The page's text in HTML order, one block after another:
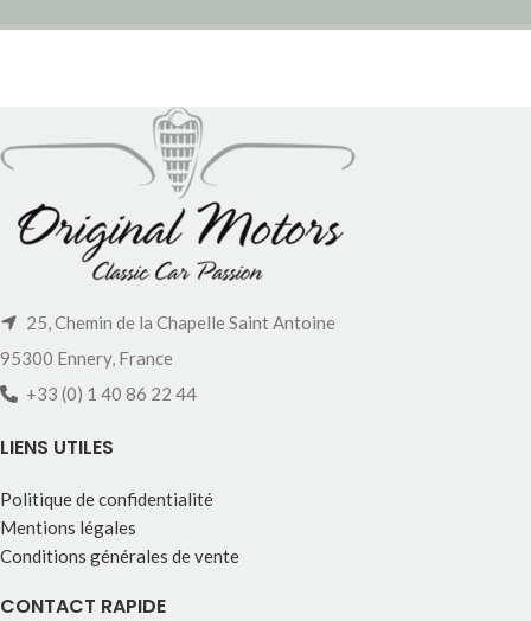
25, Chemin de la Chapelle Saint Antoine
95300 Ennery, France
+33 (0) 1 40 86 22 44
LIENS UTILES
Politique de confidentialité
Mentions légales
Conditions générales de vente
CONTACT RAPIDE